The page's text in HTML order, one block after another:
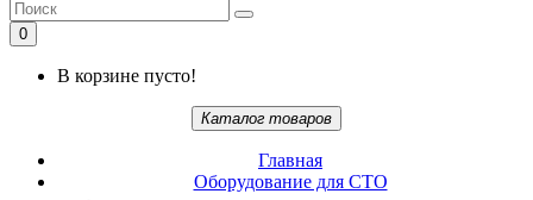
0
В корзине пусто!
Каталог товаров
Главная
Oбopудoвaниe для CTO